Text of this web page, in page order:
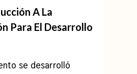
A La
Para El Desarrollo
se desarrolló